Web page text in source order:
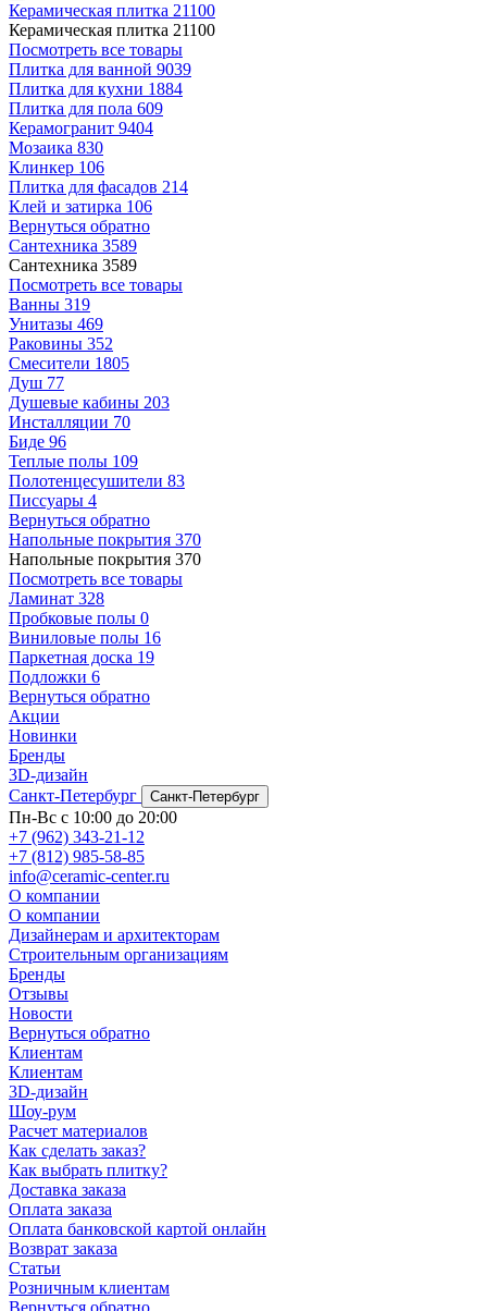
Керамическая плитка 21100
Керамическая плитка 21100
Посмотреть все товары
Плитка для ванной 9039
Плитка для кухни 1884
Плитка для пола 609
Керамогранит 9404
Мозаика 830
Клинкер 106
Плитка для фасадов 214
Клей и затирка 106
Вернуться обратно
Сантехника 3589
Сантехника 3589
Посмотреть все товары
Ванны 319
Унитазы 469
Раковины 352
Смесители 1805
Душ 77
Душевые кабины 203
Инсталляции 70
Биде 96
Теплые полы 109
Полотенцесушители 83
Писсуары 4
Вернуться обратно
Напольные покрытия 370
Напольные покрытия 370
Посмотреть все товары
Ламинат 328
Пробковые полы 0
Виниловые полы 16
Паркетная доска 19
Подложки 6
Вернуться обратно
Акции
Новинки
Бренды
3D-дизайн
Санкт-Петербург
Санкт-Петербург
Пн-Вс с 10:00 до 20:00
+7 (962) 343-21-12
+7 (812) 985-58-85
info@ceramic-center.ru
О компании
О компании
Дизайнерам и архитекторам
Строительным организациям
Бренды
Отзывы
Новости
Вернуться обратно
Клиентам
Клиентам
3D-дизайн
Шоу-рум
Расчет материалов
Как сделать заказ?
Как выбрать плитку?
Доставка заказа
Оплата заказа
Оплата банковской картой онлайн
Возврат заказа
Статьи
Розничным клиентам
Вернуться обратно